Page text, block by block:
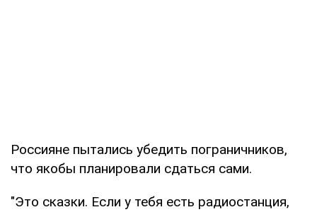
Россияне пытались убедить пограничников,
что якобы планировали сдаться сами.
"Это сказки. Если у тебя есть радиостанция,